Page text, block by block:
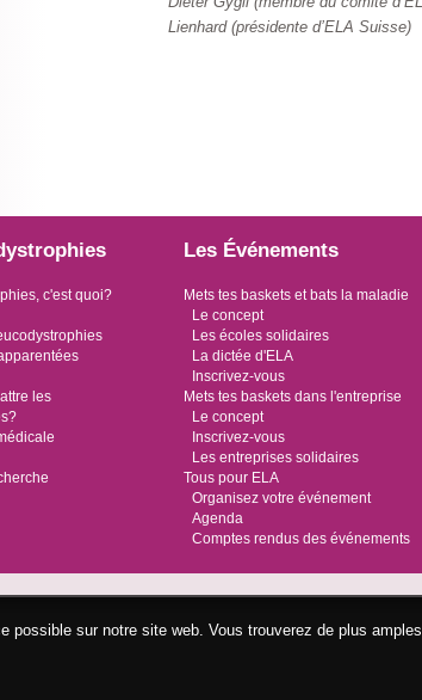
Lienhard (présidente d’ELA Suisse)
c'est quoi?
les
Les Événements
Mets tes baskets et bats la maladie
Le concept
Les écoles solidaires
La dictée d'ELA
Inscrivez-vous
Mets tes baskets dans l'entreprise
Le concept
Inscrivez-vous
Les entreprises solidaires
Tous pour ELA
Organisez votre événement
Agenda
Comptes rendus des événements
possible sur notre site web. Vous trouverez de plus